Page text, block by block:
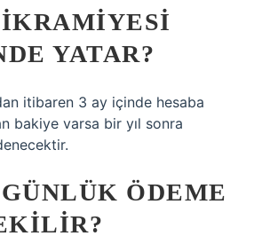
YATAR?
itibaren 3 ay içinde hesaba
bakiye varsa bir yıl sonra
ÖDEME